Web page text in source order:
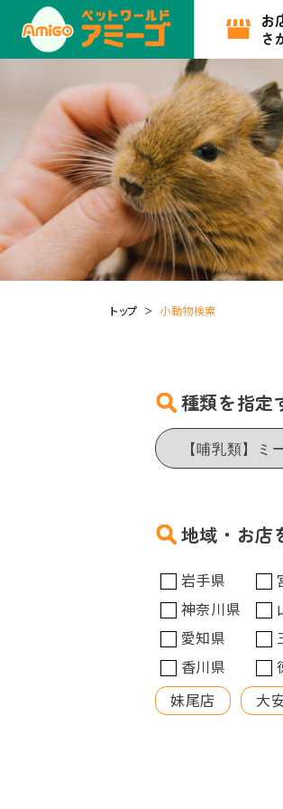
お
さ
トップ 小動物検索
種類を指定
地域・お店
岩手県
神奈川県
愛知県
香川県
妹尾店
大